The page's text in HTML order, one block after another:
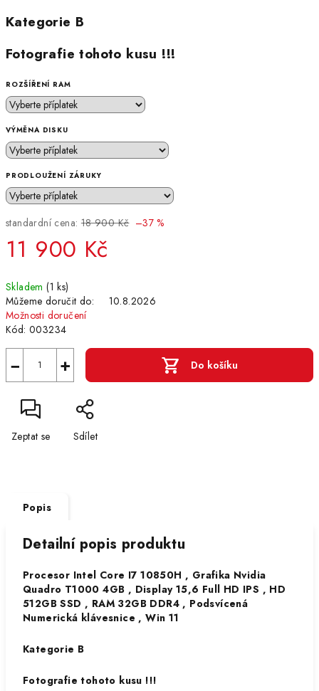
Kategorie B
Fotografie tohoto kusu !!!
ROZŠÍŘENÍ RAM
VÝMĚNA DISKU
PRODLOUŽENÍ ZÁRUKY
standardní cena: 18 900 Kč –37 %
11 900 Kč
cena:
Skladem(1 ks)
Můžeme doručit do:
10.8.2026
Možnosti doručení
Kód: 003234
+
− Do košíku
Zeptat se Sdílet
Popis
Detailní popis produktu
Procesor Intel Core I7 10850H , Grafika Nvidia
Quadro T1000 4GB , Display 15,6 Full HD IPS , HD
512GB SSD , RAM 32GB DDR4 , Podsvícená
Numerická klávesnice , Win 11
Kategorie B
Fotografie tohoto kusu !!!